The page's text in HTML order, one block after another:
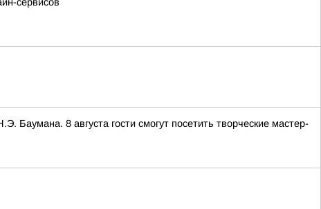
8 августа гости смогут посетить творческие мастер-